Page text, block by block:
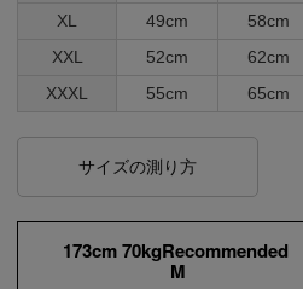
XL 49cm 58cm
XXL
52cm 62cm
XXXL
55cm 65cm
サイズの測り方
173cm 70kgRecommended
M